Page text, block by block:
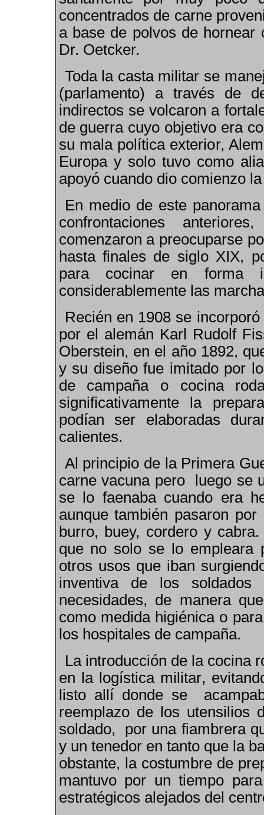
concentrados de carne
a base de polvos de
Dr. Oetcker.
Toda la casta militar se
(parlamento) a través de
indirectos se volcaron a
de guerra cuyo objetivo era
su mala política exterior,
Europa y solo tuvo como
apoyó cuando dio comienzo
En medio de este
confrontaciones
comenzaron a preocuparse
hasta finales de siglo XIX,
para cocinar en forma
considerablemente las
Recién en 1908 se
por el alemán Karl Rudolf
Oberstein, en el año 1892,
y su diseño fue imitado por
de campaña o cocina
significativamente la
podían ser elaboradas
calientes.
Al principio de la Primera G
carne vacuna pero luego se
se lo faenaba cuando era
aunque también pasaron
burro, buey, cordero y
que no sol o se lo empleara
otros usos que iban
inventiva de los
necesidades, de manera
como medida higiénica o
los hospitales de campaña.
La introducción de la cocina
en la logística militar,
listo allí donde se
reemplazo de los utensilios
soldado, por una fiambrera
y un tenedor en tanto que la
obstante, la costumbre de
mantuvo por un tiempo
estratégicos alejados del